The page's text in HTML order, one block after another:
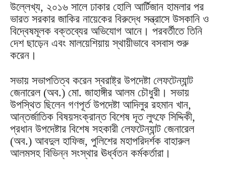
উল্লেখ্য, ২০১৬ সালে ঢাকার হোলি আর্টিজান হামলার পর
ভারত সরকার জাকির নায়েকের বিরুদ্ধে সন্ত্রাসে উসকানি ও
বিদ্বেষমূলক বক্তব্যের অভিযোগ আনে। পরবর্তীতে তিনি
দেশ ছাড়েন এবং মালয়েশিয়ায় স্থায়ীভাবে বসবাস শুরু
করেন।
সভায় সভাপতিত্ব করেন স্বরাষ্ট্র উপদেষ্টা লেফটেন্যান্ট
জেনারেল (অব.) মো. জাহাঙ্গীর আলম চৌধুরী। সভায়
উপস্থিত ছিলেন গণপূর্ত উপদেষ্টা আদিলুর রহমান খান,
আন্তর্জাতিক বিষয়সংক্রান্ত বিশেষ দূত লুৎফে সিদ্দিকী,
প্রধান উপদেষ্টার বিশেষ সহকারী লেফটেন্যান্ট জেনারেল
(অব.) আবদুল হাফিজ, পুলিশের মহাপরিদর্শক বাহারুল
আলমসহ বিভিন্ন সংস্থার ঊর্ধ্বতন কর্মকর্তারা।